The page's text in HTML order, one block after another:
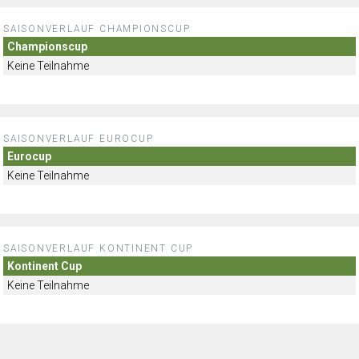
SAISONVERLAUF CHAMPIONSCUP
Championscup
Keine Teilnahme
SAISONVERLAUF EUROCUP
Eurocup
Keine Teilnahme
SAISONVERLAUF KONTINENT CUP
Kontinent Cup
Keine Teilnahme